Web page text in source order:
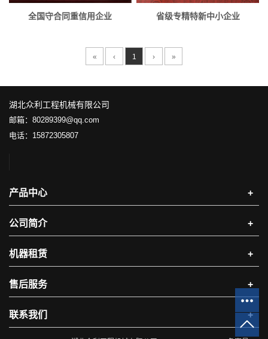
全国守合同重信用企业 省级专精特新中小企业
« ‹ 1 › »
湖北众利工程机械有限公司
邮箱：80289399@qq.com
电话：15872305807
产品中心 +
公司简介 +
机器租赁 +
售后服务 +
联系我们 +